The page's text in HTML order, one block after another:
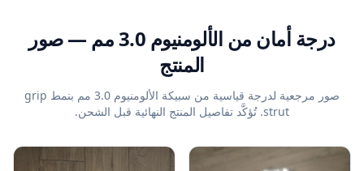
درجة أمان من الألومنيوم 3.0 مم — صور
المنتج
صور مرجعية لدرجة قياسية من سبيكة الألومنيوم 3.0 مم بنمط grip
strut. تُؤكَّد تفاصيل المنتج النهائية قبل الشحن.